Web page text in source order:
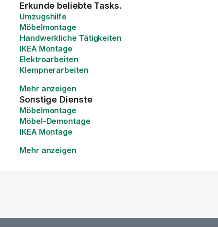
Erkunde beliebte Tasks.
Umzugshilfe
Möbelmontage
Handwerkliche Tätigkeiten
IKEA Montage
Elektroarbeiten
Klempnerarbeiten
Mehr anzeigen
Sonstige Dienste
Möbelmontage
Möbel-Demontage
IKEA Montage
Mehr anzeigen